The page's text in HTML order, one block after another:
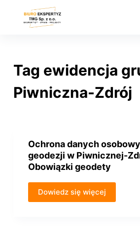
Tag ewidencja
Piwniczna-Zdrój
Ochrona danych
geodezji w Piwnicznej-
Obowiązki geodety
Dowiedz się więcej